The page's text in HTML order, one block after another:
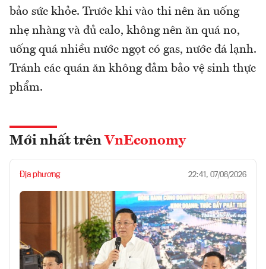
bảo sức khỏe. Trước khi vào thi nên ăn uống
nhẹ nhàng và đủ calo, không nên ăn quá no,
uống quá nhiều nước ngọt có gas, nước đá lạnh.
Tránh các quán ăn không đảm bảo vệ sinh thực
phẩm.
Mới nhất trên VnEconomy
Địa phương 22:41, 07/08/2026